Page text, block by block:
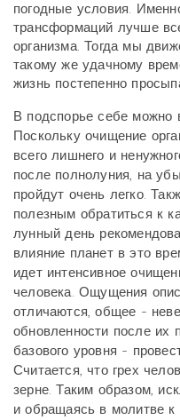
погодные условия.
трансформаций лучше
организма. Тогда мы
такому же удачному
жизнь постепенно
В подспорье себе можно
Поскольку очищение
всего лишнего и
после полнолуния, на
пройдут очень легко.
полезным обратиться к
лунный день
влияние планет в это
идет интенсивное
человека. Ощущения
отличаются, общее -
обновленности после их
базового уровня -
Считается, что грех
зерне. Таким образом,
и обращаясь в молитве